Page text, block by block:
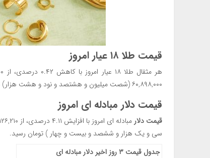
قیمت طلا ۱۸ عیار امروز
۶۰,۸۹۸,۰۰۰ (شصت میلیون و هشتصد و نود و هشت هزار) تومان رسید.
قیمت دلار مبادله ای امروز
قیمت دلار
سی و یک هزار و ششصد و بیست و چهار ) تومان رسید.
جدول قیمت ۳ روز اخیر دلار مبادله ای